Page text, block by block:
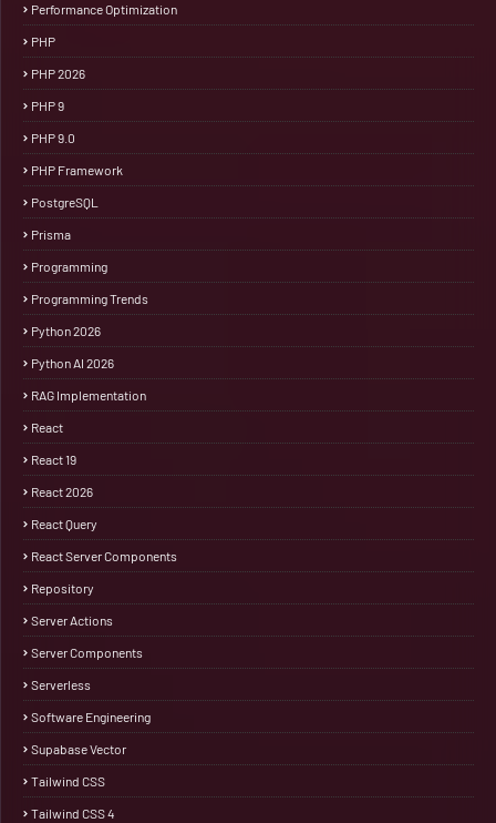
Performance Optimization
PHP
PHP 2026
PHP 9
PHP 9.0
PHP Framework
PostgreSQL
Prisma
Programming
Programming Trends
Python 2026
Python AI 2026
RAG Implementation
React
React 19
React 2026
React Query
React Server Components
Repository
Server Actions
Server Components
Serverless
Software Engineering
Supabase Vector
Tailwind CSS
Tailwind CSS 4